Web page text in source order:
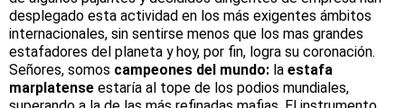
desplegado esta actividad en los más exigentes ámbitos
internacionales, sin sentirse menos que los mas grandes
estafadores del planeta y hoy, por fin, logra su coronación.
Señores, somos campeones del mundo: la estafa
marplatense estaría al tope de los podios mundiales,